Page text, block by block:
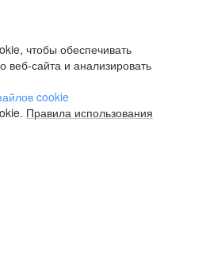
чтобы обеспечивать
веб-сайта и анализировать
cookie
Правила использования